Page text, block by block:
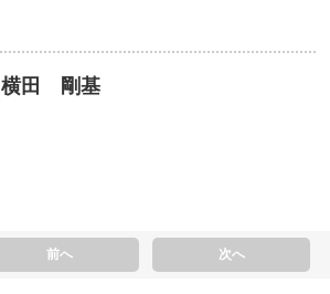
横田 剛基
前へ 次へ